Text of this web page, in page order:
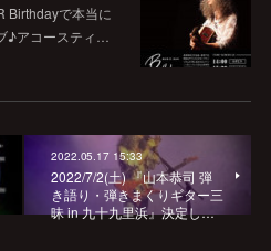
Birthdayで本当に
♪アコースティ…
2022.05.17 15:33
2022/7/2(土) 『山本恭司 弾
き語り・弾きまくりギター三
昧 in 九十九里浜』決定し…